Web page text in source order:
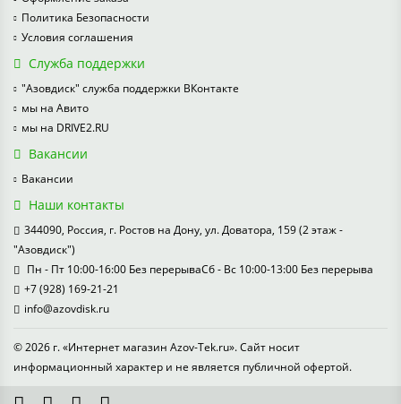
Политика Безопасности
Условия соглашения
Служба поддержки
"Азовдиск" служба поддержки ВКонтакте
мы на Авито
мы на DRIVE2.RU
Вакансии
Вакансии
Наши контакты
344090, Россия, г. Ростов на Дону, ул. Доватора, 159 (2 этаж -
"Азовдиск")
Пн - Пт 10:00-16:00 Без перерываСб - Вс 10:00-13:00 Без перерыва
+7 (928) 169-21-21
info@azovdisk.ru
© 2026 г. «Интернет магазин Azov-Tek.ru». Сайт носит
информационный характер и не является публичной офертой.